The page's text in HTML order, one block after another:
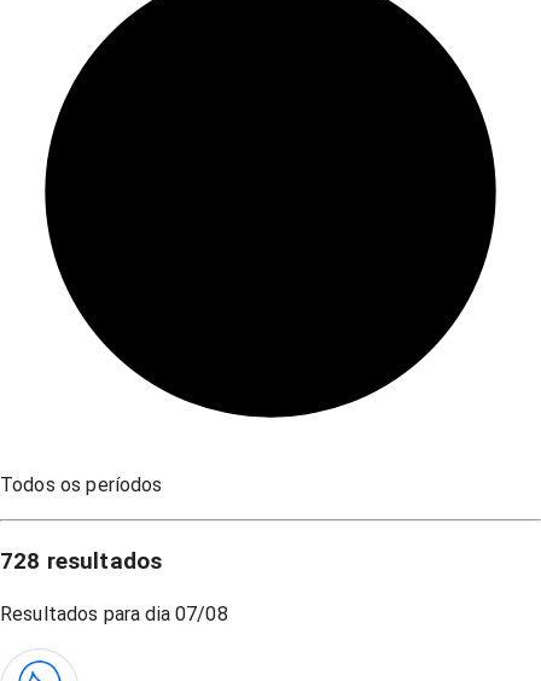
Todos os períodos
728 resultados
Resultados para dia 07/08